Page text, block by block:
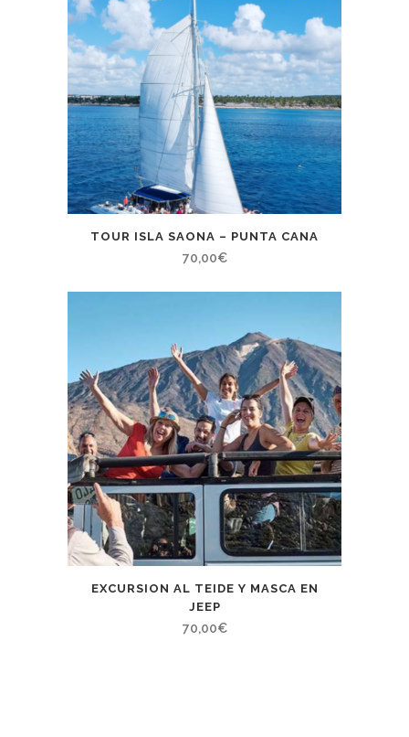
TOUR ISLA SAONA – PUNTA CANA
70,00€
EXCURSION AL TEIDE Y MASCA EN
JEEP
70,00€